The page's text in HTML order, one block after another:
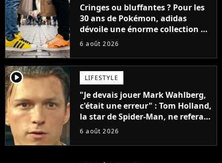
Cringes ou bluffantes ? Pour les
30 ans de Pokémon, adidas
dévoile une énorme collection de
sneakers et je ne sais pas quoi en
6 août 2026
player2 LIFESTYLE
"Je devais jouer Mark Wahlberg,
c'était une erreur" : Tom Holland,
la star de Spider-Man, ne referait
pas ce blockbuster
6 août 2026